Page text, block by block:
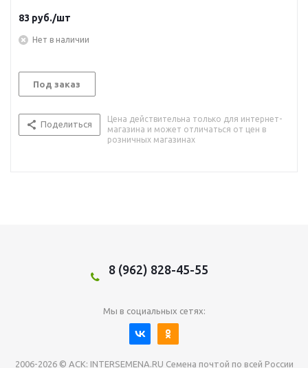
83 руб./шт
Нет в наличии
Под заказ
Поделиться
Цена действительна только для интернет-
магазина и может отличаться от цен в
розничных магазинах
8 (962) 828-45-55
Мы в социальных сетях:
2006-2026 © АСК: INTERSEMENA.RU Семена почтой по всей России